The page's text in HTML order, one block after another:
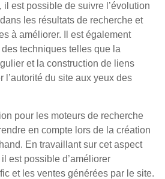
est possible de suivre l’évolution
les résultats de recherche et
à améliorer. Il est également
techniques telles que la
et la construction de liens
l’autorité du site aux yeux des
pour les moteurs de recherche
en compte lors de la création
En travaillant sur cet aspect
est possible d’améliorer
et les ventes générées par le site.